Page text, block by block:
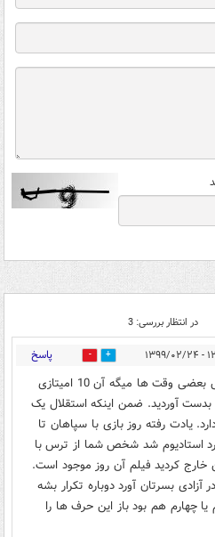
در انتظار بررسی: 3
۲۴ 0 پاسخ
این اظهار و نظرها چیه این شخص بعضی وقت ها میگه آن 10 امیتازی
آوردید. ضمن اینکه استقلال یک
یادت رفته روز بازی با سپاهان تا
استادیوم شد شخص شما از ترس با
خارج کردید فیلم آن روز موجود است.
بسرتان آورد دوباره تکرار بشه
چهارم هم بود باز این حرف ها را